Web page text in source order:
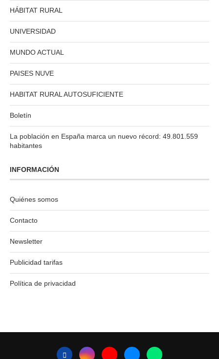
HÁBITAT RURAL
UNIVERSIDAD
MUNDO ACTUAL
PAISES NUVE
HABITAT RURAL AUTOSUFICIENTE
Boletín
La población en España marca un nuevo récord: 49.801.559
habitantes
INFORMACIÓN
Quiénes somos
Contacto
Newsletter
Publicidad tarifas
Política de privacidad